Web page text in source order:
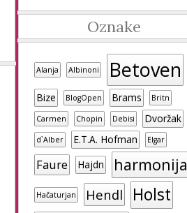
Oznake
Alanja Albinoni Betoven
Bize BlogOpen Brams Britn
Carmen Chopin Debisi Dvoržak
d`Alber E.T.A. Hofman Elgar
Faure Hajdn harmonija
Hačaturjan Hendl Holst